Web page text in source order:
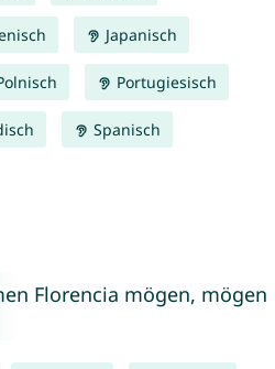
Japanisch
Portugiesisch
Spanisch
Florencia mögen, mögen